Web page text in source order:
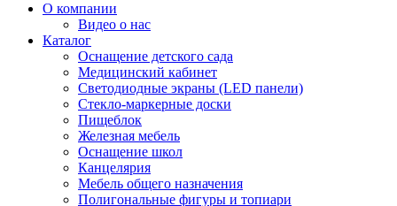
О компании
Видео о нас
Каталог
Оснащение детского сада
Медицинский кабинет
Светодиодные экраны (LED панели)
Стекло-маркерные доски
Пищеблок
Железная мебель
Оснащение школ
Канцелярия
Мебель общего назначения
Полигональные фигуры и топиари